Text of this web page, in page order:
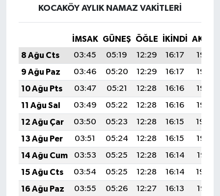
KOCAKÖY AYLIK NAMAZ VAKITLERI
İMSAK GÜNEŞ ÖĞLE İKINDI
8 Ağu Cts
03:45 05:19 12:29 16:17
19:28
9 Ağu Paz
03:46 05:20 12:29 16:17
19:27
10 Ağu Pts
03:47 05:21 12:28 16:16
19:26
11 Ağu Sal
03:49 05:22 12:28 16:16
19:25
12 Ağu Çar
03:50 05:23 12:28 16:15
19:24
13 Ağu Per
03:51 05:24 12:28 16:15
19:22
14 Ağu Cum
03:53 05:25 12:28 16:14
19:21
15 Ağu Cts
03:54 05:25 12:28 16:14
19:20
16 Ağu Paz
03:55 05:26 12:27 16:13
19:19